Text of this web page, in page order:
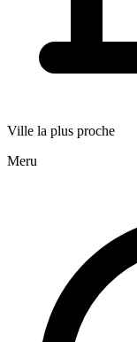
Ville la plus proche
Meru